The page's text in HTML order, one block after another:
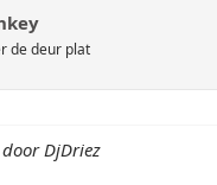
de deur plat
DjDriez